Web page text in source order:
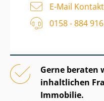
E-Mail Kontakt
0158 - 884
Gerne beraten
inhaltlichen
Immobilie.